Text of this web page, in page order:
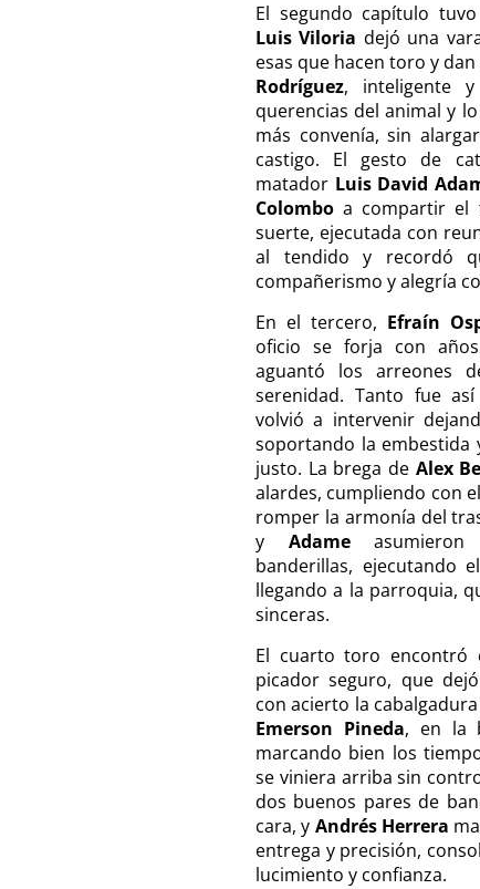
El segundo capítulo
Luis Viloria dejó una
esas que hacen toro y
Rodríguez, inteligente
querencias del animal y
más convenía, sin
castigo. El gesto de
matador Luis David
Colombo a compartir el
suerte, ejecutada con
al tendido y recordó
compañerismo y alegría
En el tercero, Efraín
oficio se forja con
aguantó los arreones
serenidad. Tanto fue
volvió a intervenir
soportando la embestida
justo. La brega de Alex
alardes, cumpliendo con
romper la armonía del
y Adameasumieron
banderillas, ejecutando
llegando a la parroquia,
sinceras.
El cuarto toro
picador seguro, que
con acierto la
Emerson Pineda, en la
marcando bien los
se viniera arriba sin
dos buenos pares de
cara, y Andrés Herrera
entrega y precisión,
lucimiento y confianza.